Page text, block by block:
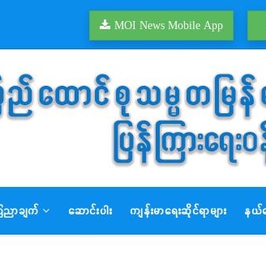
MOI News Mobile App
ညာချက် ဆောင်းပါး ကျန်းမာရေးဆိုင်ရာများ နယ်